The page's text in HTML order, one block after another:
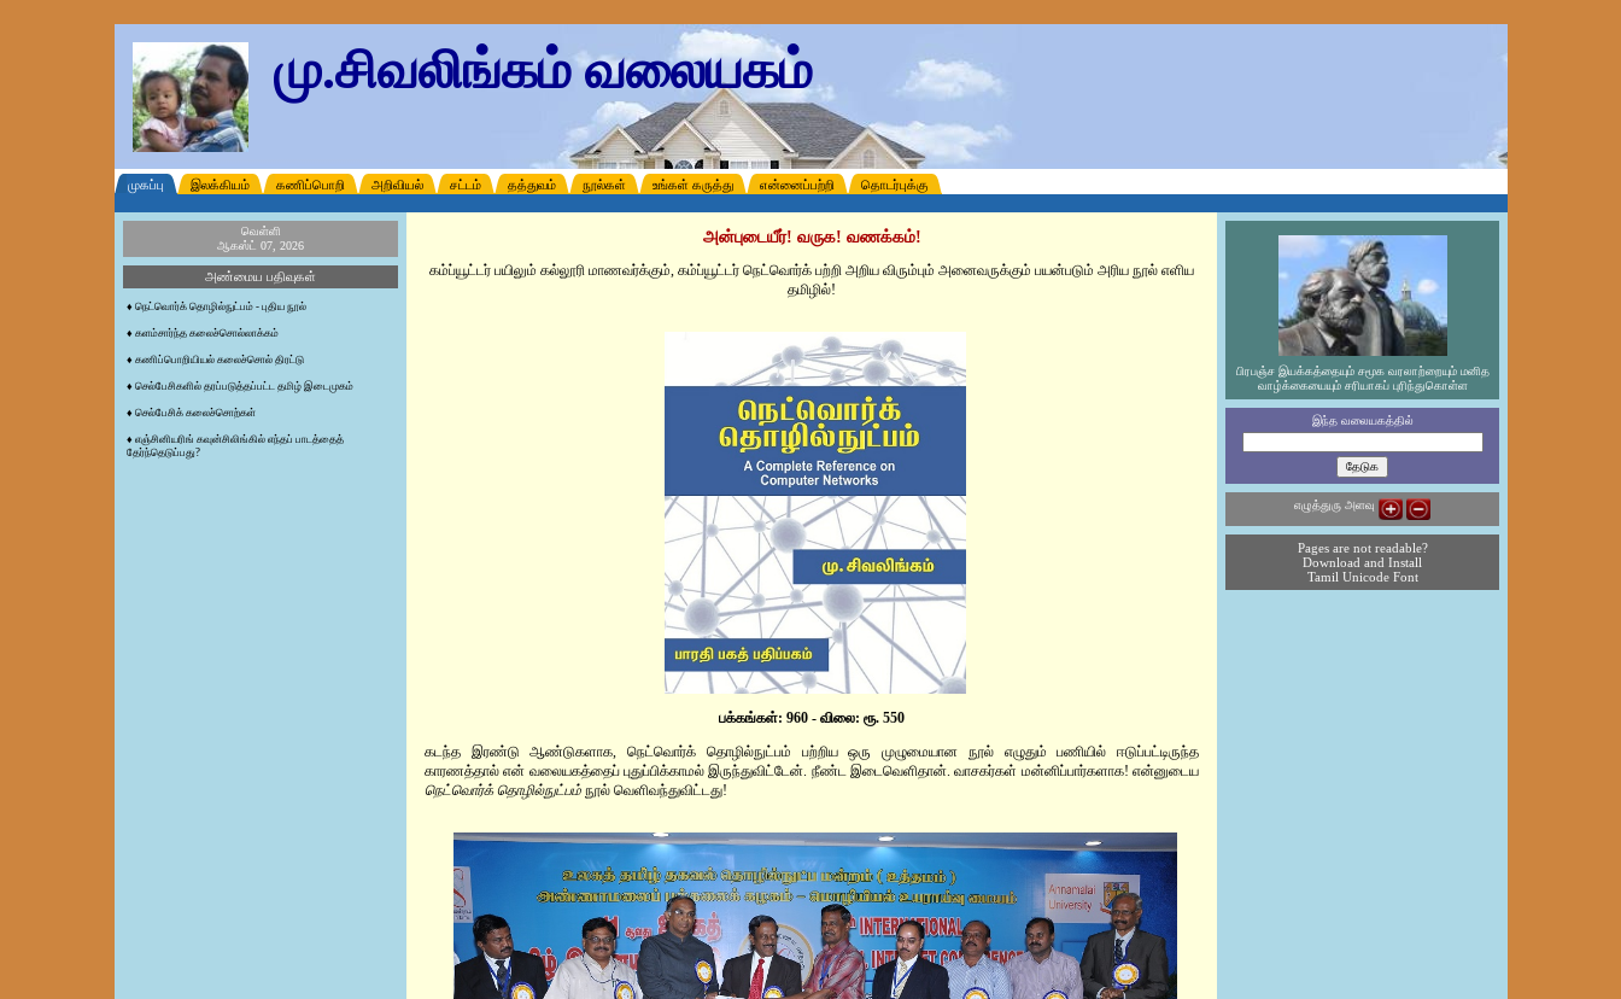
மு.சிவலிங்கம் வலையகம்
முகப்பு இலக்கியம் கணிப்பொறி அறிவியல் சட்டம் தத்துவம் நூல்கள் உங்கள் கருத்து என்னைப்பற்றி தொடர்புக்கு
வெள்ளி
ஆகஸ்ட் 07, 2026
அண்மைய பதிவுகள்
♦ நெட்வொர்க் தொழில்நுட்பம் - புதிய நூல்
♦ களம்சார்ந்த கலைச்சொல்லாக்கம்
♦ கணிப்பொறியியல் கலைச்சொல் திரட்டு
♦ செல்பேசிகளில் தரப்படுத்தப்பட்ட தமிழ் இடைமுகம்
♦ செல்பேசிக் கலைச்சொற்கள்
♦ எஞ்சினியரிங் கவுன்சிலிங்கில் எந்தப் பாடத்தைத்
தேர்ந்தெடுப்பது?
அன்புடையீர்! வருக! வணக்கம்!
கம்ப்யூட்டர் பயிலும் கல்லூரி மாணவர்க்கும், கம்ப்யூட்டர் நெட்வொர்க் பற்றி அறிய விரும்பும் அனைவருக்கும் பயன்படும் அரிய நூல் எளிய
தமிழில்!
பக்கங்கள்: 960 - விலை: ரூ. 550
கடந்த இரண்டு ஆண்டுகளாக, நெட்வொர்க் தொழில்நுட்பம் பற்றிய ஒரு முழுமையான நூல் எழுதும் பணியில் ஈடுப்பட்டிருந்த
காரணத்தால் என் வலையகத்தைப் புதுப்பிக்காமல் இருந்துவிட்டேன். நீண்ட இடைவெளிதான். வாசகர்கள் மன்னிப்பார்களாக! என்னுடைய
நெட்வொர்க் தொழில்நுட்பம் நூல் வெளிவந்துவிட்டது!
பிரபஞ்ச இயக்கத்தையும் சமூக வரலாற்றையும் மனித
வாழ்க்கையையும் சரியாகப் புரிந்துகொள்ள
இந்த வலையகத்தில்
எழுத்துரு அளவு
Pages are not readable?
Download and Install
Tamil Unicode Font